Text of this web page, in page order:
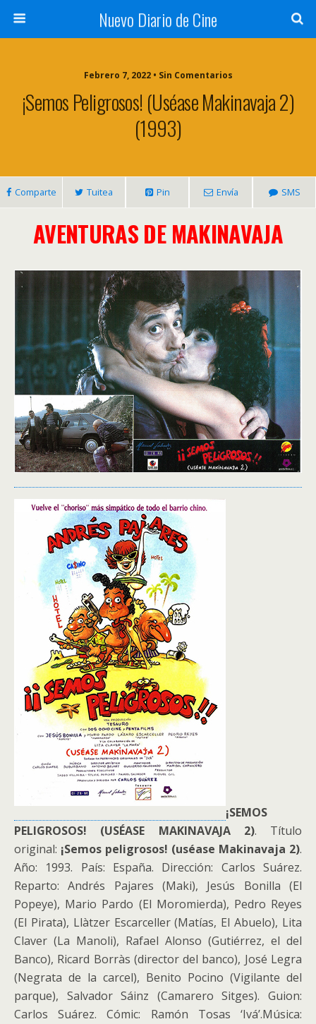
Nuevo Diario de Cine
Febrero 7, 2022 • Sin Comentarios
¡Semos Peligrosos! (uséase Makinavaja 2)
(1993)
Comparte Tuitea Pin Envía SMS
AVENTURAS DE MAKINAVAJA
¡SEMOS
PELIGROSOS! (USÉASE MAKINAVAJA 2). Título
original: ¡Semos peligrosos! (uséase Makinavaja 2).
Año: 1993. País: España. Dirección: Carlos Suárez.
Reparto: Andrés Pajares (Maki), Jesús Bonilla (El
Popeye), Mario Pardo (El Moromierda), Pedro Reyes
(El Pirata), Llàtzer Escarceller (Matías, El Abuelo), Lita
Claver (La Manoli), Rafael Alonso (Gutiérrez, el del
Banco), Ricard Borràs (director del banco), José Legra
(Negrata de la carcel), Benito Pocino (Vigilante del
parque), Salvador Sáinz (Camarero Sitges). Guion:
Carlos Suárez. Cómic: Ramón Tosas ‘Ivá’.Música: